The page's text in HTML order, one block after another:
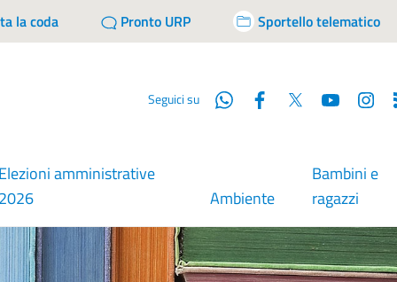
la coda Pronto URP Sportello telematico
Seguici su WhatsappFacebook
Twitter YouTube
Elezioni amministrative
2026
Ambiente
Bambini e
ragazzi